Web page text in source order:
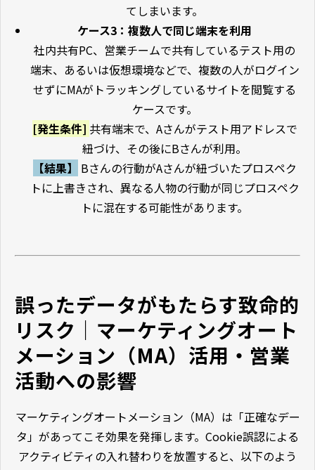
てしまいます。
ケース3：複数人で同じ端末を利用
社内共有PC、営業チームで共有しているテスト用の
端末、あるいは仮想環境などで、複数の人がログイン
せずにMAがトラッキングしているサイトを閲覧する
ケースです。
[発生条件] 共有端末で、Aさんがテスト用アドレスで
紐づけ、その後にBさんが利用。
【結果】
Bさんの行動がAさんが紐づいたプロスペク
トに上書きされ、異なる人物の行動が同じプロスペク
トに混在する可能性があります。
誤ったデータがもたらす致命的
リスク｜マーケティングオート
メーション（MA）活用・営業
活動への影響
マーケティングオートメーション（MA）は「正確なデー
タ」があってこそ効果を発揮します。Cookie誤認による
アクティビティの入れ替わりを放置すると、以下のよう